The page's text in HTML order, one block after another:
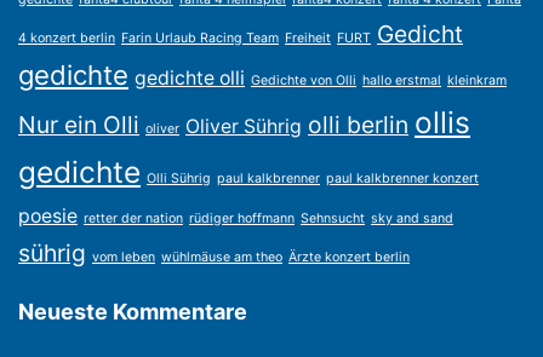
4 konzert berlin Farin Urlaub Racing Team Freiheit FURT Gedicht
gedichte gedichte olli Gedichte von Olli hallo erstmal kleinkram
Nur ein Olli oliver Oliver Sührig olli berlin ollis
gedichte Olli Sührig paul kalkbrenner paul kalkbrenner konzert
poesie retter der nation rüdiger hoffmann Sehnsucht sky and sand
sührig vom leben wühlmäuse am theo Ärzte konzert berlin
Neueste Kommentare